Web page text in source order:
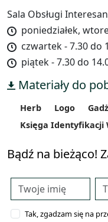
Sala Obsługi
poniedziałek,
czwartek - 7.30 do
piątek - 7.30 do
Materiały do
Herb Logo
Księga Identyfikacji
Bądź na bieżąco!
Tak, zgadzam się na